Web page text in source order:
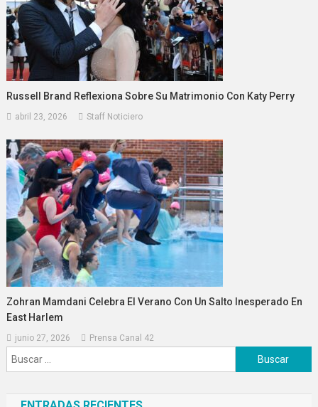
Russell Brand Reflexiona Sobre Su Matrimonio Con Katy Perry
abril 23, 2026 Staff Noticiero
Zohran Mamdani Celebra El Verano Con Un Salto Inesperado En
East Harlem
junio 27, 2026 Prensa Canal 42
Buscar: